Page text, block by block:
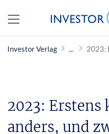
Investor Verlag 2023:
2023: Erstens
anders, und